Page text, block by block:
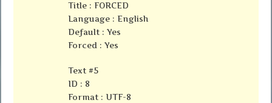
Title : FORCED
Language : English
Default : Yes
Forced : Yes
Text #5
ID : 8
Format : UTF-8